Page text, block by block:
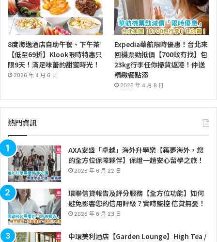
8度海逸酒店自助午餐、下午茶
【低至69折】Klook限時特惠只
限9天！滿足味蕾的甜蜜時光！
2026 年 4 月 6 日
Expedia華航限時優惠！台北來
回機票勁抵價【700蚊有找】包
23kg行李任你掃貨返港！仲送
精緻餐點添
2026 年 4 月 8 日
熱門資訊
AXA安盛「卓越」海外升學樂【築夢海外，您
的全方位保障夥伴】保證一趟安心留學之旅！
2026 年 6 月 22 日
環聯信貸報告及評分服務【全方位功能】如何
避免影響您的信用評級？實時監控 信貸無憂！
2026 年 6 月 23 日
中環美利酒店【Garden Lounge】High Tea /